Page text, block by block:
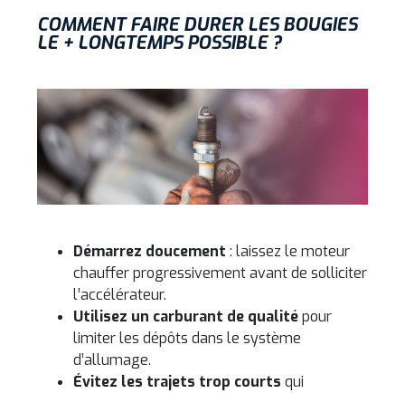
COMMENT FAIRE DURER LES BOUGIES
LE + LONGTEMPS POSSIBLE ?
Démarrez doucement : laissez le moteur
chauffer progressivement avant de solliciter
l’accélérateur.
Utilisez un carburant de qualitépour
limiter les dépôts dans le système
d’allumage.
Évitez les trajets trop courts qui